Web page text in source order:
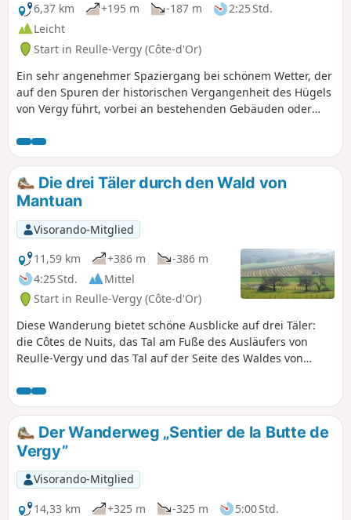
6,37 km
+195 m -187 m
2:25 Std.
Leicht
Start in Reulle-Vergy (Côte-d'Or)
Ein sehr angenehmer Spaziergang bei schönem Wetter, der
auf den Spuren der historischen Vergangenheit des Hügels
von Vergy führt, vorbei an bestehenden Gebäuden oder
Die drei Täler durch den Wald von
Mantuan
Visorando-Mitglied
11,59 km
+386 m
-386 m
4:25 Std.
Mittel
Start in Reulle-Vergy (Côte-d'Or)
Diese Wanderung bietet schöne Ausblicke auf drei Täler:
die Côtes de Nuits, das Tal am Fuße des Ausläufers von
Reulle-Vergy und das Tal auf der Seite des Waldes von
hübschen, typischen Dörfer Corboin und Concoeur sowie
Segrois. Nicht zu vergessen die Abtei Saint-Vivant, die
derzeit renoviert wird.
Der Wanderweg „Sentier de la Butte de
Vergy”
Visorando-Mitglied
14,33 km
+325 m -325 m
5:00 Std.